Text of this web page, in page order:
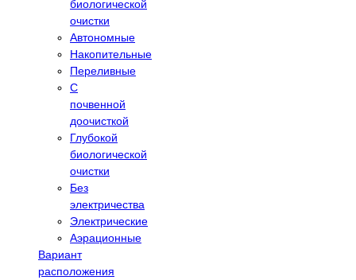
биологической
очистки
Автономные
Накопительные
Переливные
С
почвенной
доочисткой
Глубокой
биологической
очистки
Без
электричества
Электрические
Аэрационные
Вариант
расположения